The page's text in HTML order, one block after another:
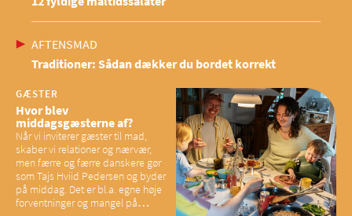
AFTENSMAD
Traditioner: Sådan dækker du bordet korrekt
GÆSTER
Hvor blev
middagsgæsterne af?
Når vi inviterer gæster til mad,
skaber vi relationer og nærvær,
men færre og færre danskere gør
som Tajs Hviid Pedersen og byder
på middag. Det er bl.a. egne høje
forventninger og mangel på